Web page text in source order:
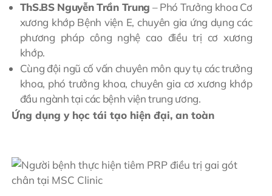
ThS.BS Nguyễn Trần Trung – Phó Trưởng khoa Cơ
xương khớp Bệnh viện E, chuyên gia ứng dụng các
phương pháp công nghệ cao điều trị cơ xương
khớp.
Cùng đội ngũ cố vấn chuyên môn quy tụ các trưởng
khoa, phó trưởng khoa, chuyên gia cơ xương khớp
đầu ngành tại các bệnh viện trung ương.
Ứng dụng y học tái tạo hiện đại, an toàn